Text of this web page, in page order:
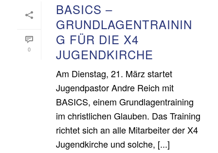
0
BASICS –
GRUNDLAGENTRAININ
G FÜR DIE X4
JUGENDKIRCHE
Am Dienstag, 21. März startet
Jugendpastor Andre Reich mit
BASICS, einem Grundlagentraining
im christlichen Glauben. Das Training
richtet sich an alle Mitarbeiter der X4
Jugendkirche und solche, [...]